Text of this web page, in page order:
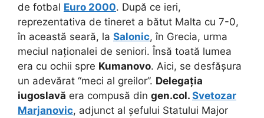
de fotbal Euro 2000. După ce ieri,
reprezentativa de tineret a bătut Malta cu 7-0,
în această seară, la Salonic, în Grecia, urma
meciul naționalei de seniori. Însă toată lumea
era cu ochii spre Kumanovo. Aici, se desfășura
un adevărat “meci al greilor”. Delegația
iugoslavă era compusă din gen.col. Svetozar
Marjanovic, adjunct al șefului Statului Major